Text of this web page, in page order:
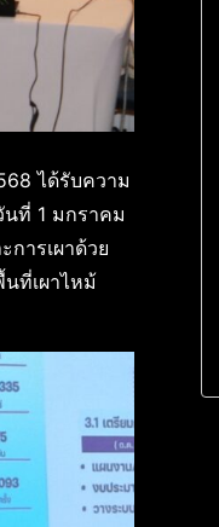
ได้รับความ
นที่ 1 มกราคม
ารเผาด้วย
ที่เผาไหม้